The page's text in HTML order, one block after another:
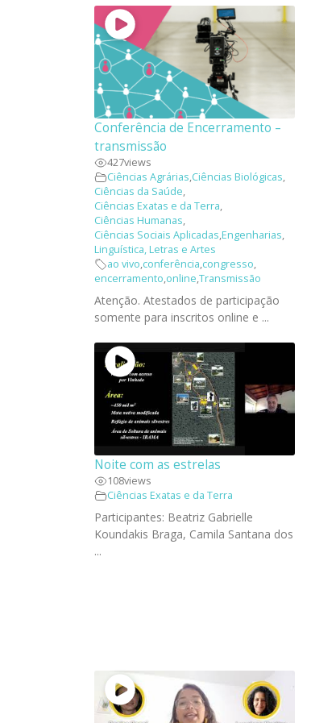
Conferência de Encerramento –
transmissão
427views
Ciências Agrárias,Ciências Biológicas,
Ciências da Saúde,
Ciências Exatas e da Terra,
Ciências Humanas,
Ciências Sociais Aplicadas,Engenharias,
Linguística, Letras e Artes
ao vivo,conferência,congresso,
encerramento,online,Transmissão
Atenção. Atestados de participação
somente para inscritos online e ...
Noite com as estrelas
108views
Ciências Exatas e da Terra
Participantes: Beatriz Gabrielle
Koundakis Braga, Camila Santana dos
...